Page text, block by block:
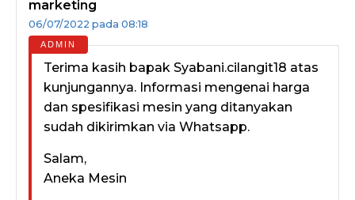
marketing
06/07/2022 pada 08:18
Terima kasih bapak Syabani.cilangit18 atas
kunjungannya. Informasi mengenai harga
dan spesifikasi mesin yang ditanyakan
sudah dikirimkan via Whatsapp.
Salam,
Aneka Mesin